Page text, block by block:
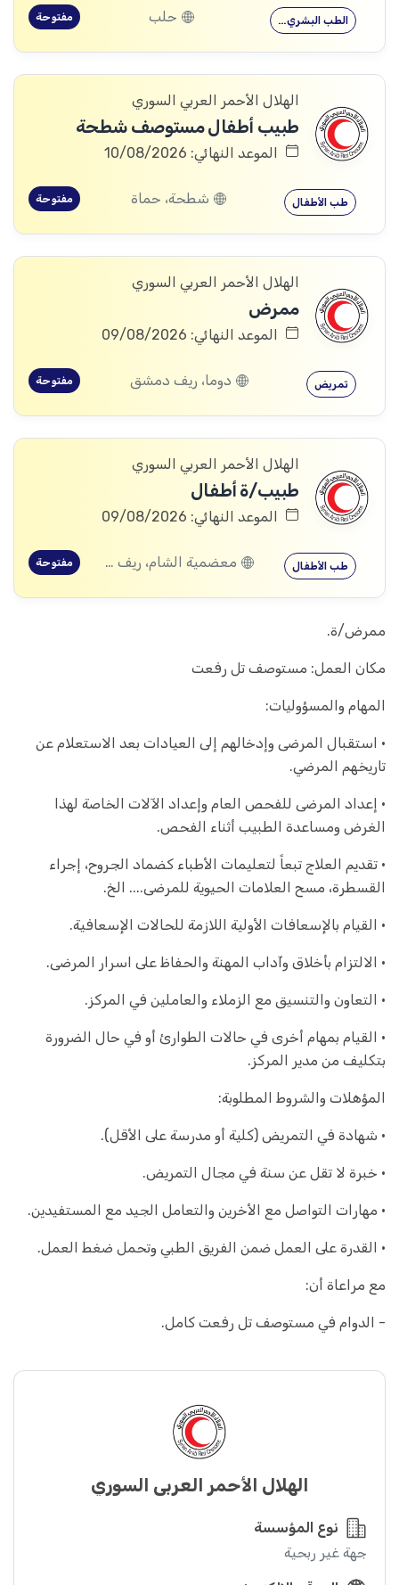
الطب البشري… حلب مفتوحة
الهلال الأحمر العربي السوري
طبيب أطفال مستوصف شطحة
الموعد النهائي: 10/08/2026
طب الأطفال شطحة، حماة مفتوحة
الهلال الأحمر العربي السوري
ممرض
الموعد النهائي: 09/08/2026
تمريض دوما، ريف دمشق مفتوحة
الهلال الأحمر العربي السوري
طبيب/ة أطفال
الموعد النهائي: 09/08/2026
طب الأطفال معضمية الشام، ريف دمشق مفتوحة
ممرض/ة.
مكان العمل: مستوصف تل رفعت
المهام والمسؤوليات:
• استقبال المرضى وإدخالهم إلى العيادات بعد الاستعلام عن
تاريخهم المرضي.
• إعداد المرضى للفحص العام وإعداد الآلات الخاصة لهذا
الغرض ومساعدة الطبيب أثناء الفحص.
• تقديم العلاج تبعاً لتعليمات الأطباء كضماد الجروح، إجراء
القسطرة، مسح العلامات الحيوية للمرضى.... الخ.
• القيام بالإسعافات الأولية اللازمة للحالات الإسعافية.
• الالتزام بأخلاق وآداب المهنة والحفاظ على اسرار المرضى.
• التعاون والتنسيق مع الزملاء والعاملين في المركز.
• القيام بمهام أخرى في حالات الطوارئ أو في حال الضرورة
بتكليف من مدير المركز.
المؤهلات والشروط المطلوبة:
• شهادة في التمريض (كلية أو مدرسة على الأقل).
• خبرة لا تقل عن سنة في مجال التمريض.
• مهارات التواصل مع الأخرين والتعامل الجيد مع المستفيدين.
• القدرة على العمل ضمن الفريق الطبي وتحمل ضغط العمل.
مع مراعاة أن:
- الدوام في مستوصف تل رفعت كامل.
الهلال الأحمر العربي السوري
نوع المؤسسة
جهة غير ربحية